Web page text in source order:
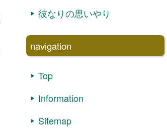
彼なりの思いやり
navigation
Top
Information
Sitemap